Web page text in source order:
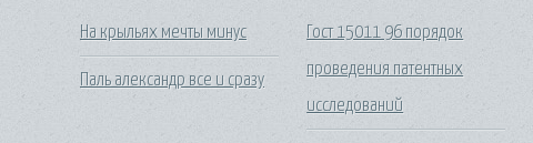
На крыльях мечты минус
Паль александр все и сразу
Гост 15011 96 порядок
проведения патентных
исследований